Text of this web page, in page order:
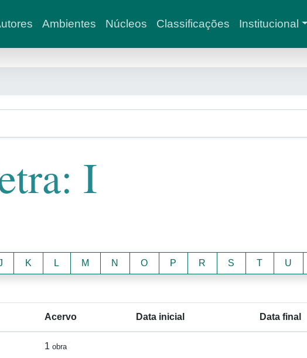
Ambientes Núcleos Classificações Institucional
I
K L M N O P R S T U
Acervo Data inicial Data final
1 obra